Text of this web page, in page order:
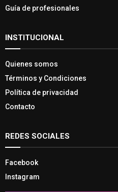
Guía de profesionales
INSTITUCIONAL
Quienes somos
Términos y Condiciones
Política de privacidad
Contacto
REDES SOCIALES
Facebook
Instagram